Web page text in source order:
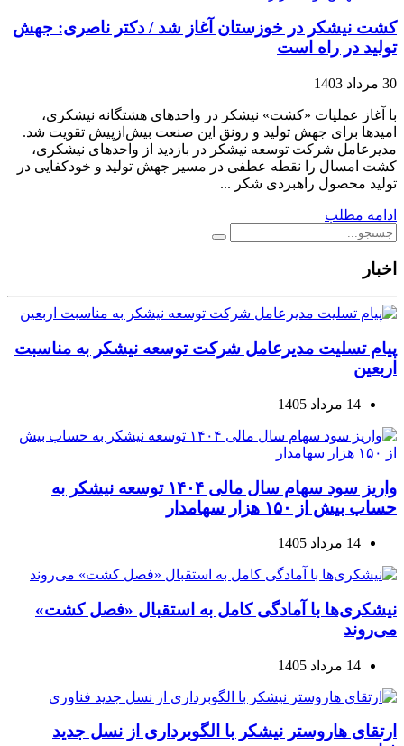
کشت نیشکر در خوزستان آغاز شد / دکتر ناصری: جهش
تولید در راه است
30 مرداد 1403
با آغاز عملیات «کشت» نیشکر در واحدهای هشتگانه نیشکری،
امیدها برای جهش تولید و رونق این صنعت بیش‌ازپیش تقویت شد.
مدیرعامل شرکت توسعه نیشکر در بازدید از واحدهای نیشکری،
کشت امسال را نقطه عطفی در مسیر جهش تولید و خودکفایی در
تولید محصول راهبردی شکر ...
ادامه مطلب
اخبار
پیام تسلیت مدیرعامل شرکت توسعه نیشکر به مناسبت
اربعین
14 مرداد 1405
واریز سود سهام سال مالی ۱۴۰۴ توسعه نیشکر به
حساب بیش از ۱۵۰ هزار سهامدار
14 مرداد 1405
نیشکری‌ها با آمادگی کامل به استقبال «فصل کشت»
می‌روند
14 مرداد 1405
ارتقای هاروستر نیشکر با الگوبرداری از نسل جدید